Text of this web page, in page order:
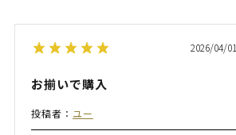
2026/04/01
お揃いで購入
投稿者： ユー